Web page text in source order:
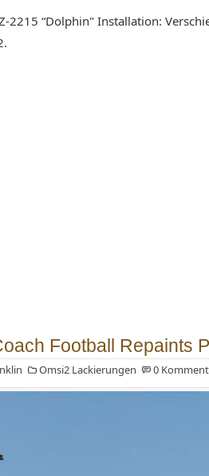
2215 “Dolphin" Installation:
Football Repaints
Omsi2 Lackierungen 0